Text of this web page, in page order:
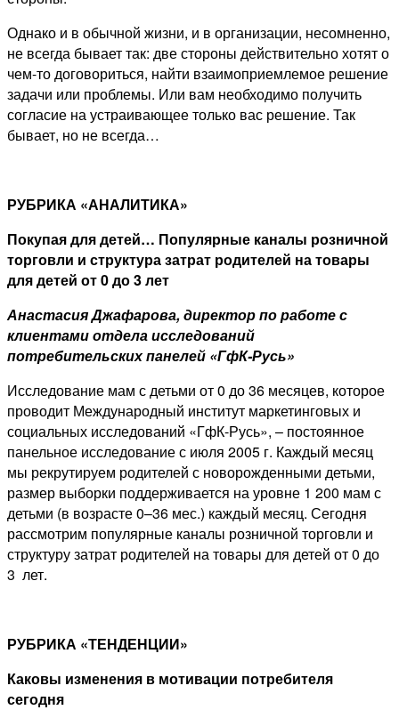
Однако и в обычной жизни, и в организации, несомненно,
не всегда бывает так: две стороны действительно хотят о
чем-то договориться, найти взаимоприемлемое решение
задачи или проблемы. Или вам необходимо получить
согласие на устраивающее только вас решение. Так
бывает, но не всегда…
РУБРИКА «АНАЛИТИКА»
Покупая для детей… Популярные каналы розничной
торговли и структура затрат родителей на товары
для детей от 0 до 3 лет
Анастасия Джафарова, директор по работе с
клиентами отдела исследований
потребительских панелей «ГфК-Русь»
Исследование мам с детьми от 0 до 36 месяцев, которое
проводит Международный институт маркетинговых и
социальных исследований «ГфК-Русь», – постоянное
панельное исследование с июля 2005 г. Каждый месяц
мы рекрутируем родителей с новорожденными детьми,
размер выборки поддерживается на уровне 1 200 мам с
детьми (в возрасте 0–36 мес.) каждый месяц. Сегодня
рассмотрим популярные каналы розничной торговли и
структуру затрат родителей на товары для детей от 0 до
3 лет.
РУБРИКА «ТЕНДЕНЦИИ»
Каковы изменения в мотивации потребителя
сегодня